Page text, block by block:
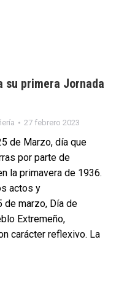
su primera Jornada
27 febrero 2023
de Marzo, día que
por parte de
la primavera de 1936.
actos y
de marzo, Día de
Extremeño,
carácter reflexivo. La